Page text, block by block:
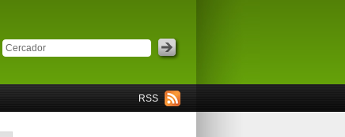
RSS